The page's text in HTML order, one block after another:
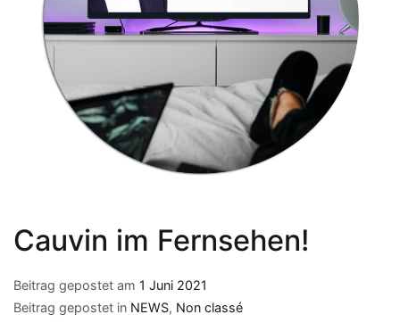
Cauvin im Fernsehen!
Beitrag gepostet am 1 Juni 2021
Beitrag gepostet in NEWS, Non classé